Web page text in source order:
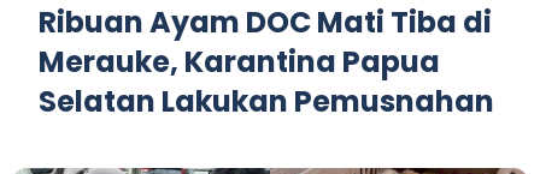
Ribuan Ayam DOC Mati Tiba di
Merauke, Karantina Papua
Selatan Lakukan Pemusnahan